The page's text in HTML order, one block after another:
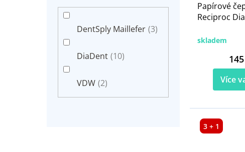
DentSply Maillefer (3)
DiaDent (10)
VDW (2)
Papírové
Reciproc
skladem
Více
3 + 1